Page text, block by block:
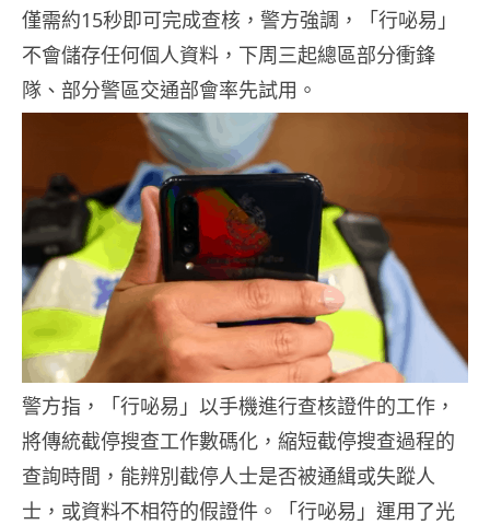
僅需約15秒即可完成查核，警方強調，「行咇易」
不會儲存任何個人資料，下周三起總區部分衝鋒
隊、部分警區交通部會率先試用。
警方指，「行咇易」以手機進行查核證件的工作，
將傳統截停搜查工作數碼化，縮短截停搜查過程的
查詢時間，能辨別截停人士是否被通緝或失蹤人
士，或資料不相符的假證件。「行咇易」運用了光